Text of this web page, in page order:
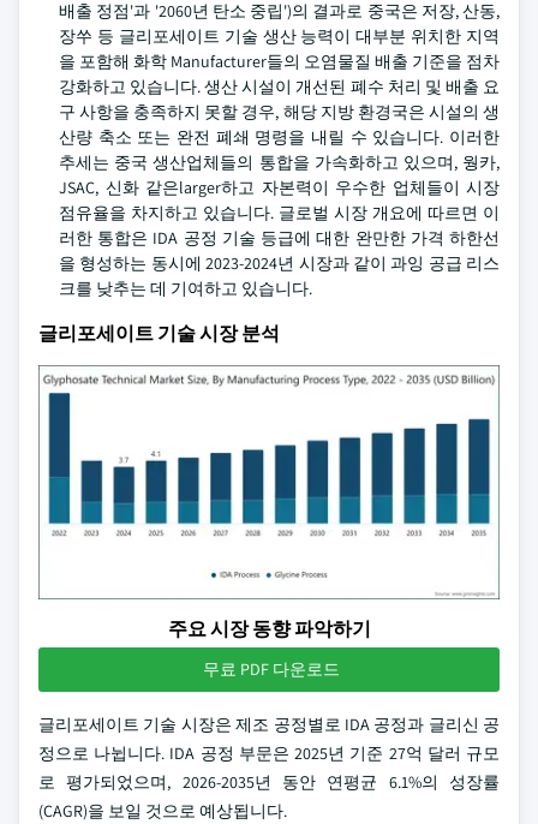
배출 정점'과 '2060년 탄소 중립')의 결과로 중국은 저장, 산동,
장쑤 등 글리포세이트 기술 생산 능력이 대부분 위치한 지역
을 포함해 화학 Manufacturer들의 오염물질 배출 기준을 점차
강화하고 있습니다. 생산 시설이 개선된 폐수 처리 및 배출 요
구 사항을 충족하지 못할 경우, 해당 지방 환경국은 시설의 생
산량 축소 또는 완전 폐쇄 명령을 내릴 수 있습니다. 이러한
추세는 중국 생산업체들의 통합을 가속화하고 있으며, 웡카,
JSAC, 신화 같은larger하고 자본력이 우수한 업체들이 시장
점유율을 차지하고 있습니다. 글로벌 시장 개요에 따르면 이
러한 통합은 IDA 공정 기술 등급에 대한 완만한 가격 하한선
을 형성하는 동시에 2023-2024년 시장과 같이 과잉 공급 리스
크를 낮추는 데 기여하고 있습니다.
글리포세이트 기술 시장 분석
주요 시장 동향 파악하기
무료 PDF 다운로드
글리포세이트 기술 시장은 제조 공정별로 IDA 공정과 글리신 공
정으로 나뉩니다. IDA 공정 부문은 2025년 기준 27억 달러 규모
로 평가되었으며, 2026-2035년 동안 연평균 6.1%의 성장률
(CAGR)을 보일 것으로 예상됩니다.